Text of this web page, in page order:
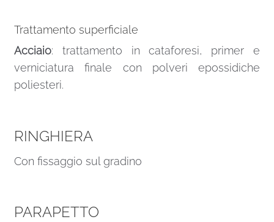
Trattamento superficiale
Acciaio: trattamento in cataforesi, primer e
verniciatura finale con polveri epossidiche
poliesteri.
RINGHIERA
Con fissaggio sul gradino
PARAPETTO